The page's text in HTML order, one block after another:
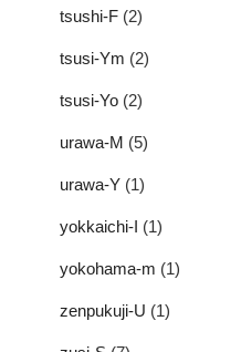
tsushi-F (2)
tsusi-Ym (2)
tsusi-Yo (2)
urawa-M (5)
urawa-Y (1)
yokkaichi-I (1)
yokohama-m (1)
zenpukuji-U (1)